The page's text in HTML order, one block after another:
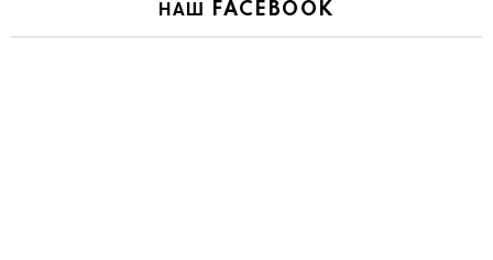
НАШ FACEBOOK